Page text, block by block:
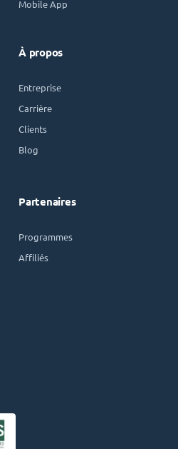
Mobile App
À propos
Entreprise
Carrière
Clients
Blog
Partenaires
Programmes
Affiliés